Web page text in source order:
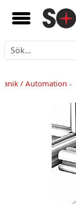
/ Automation »